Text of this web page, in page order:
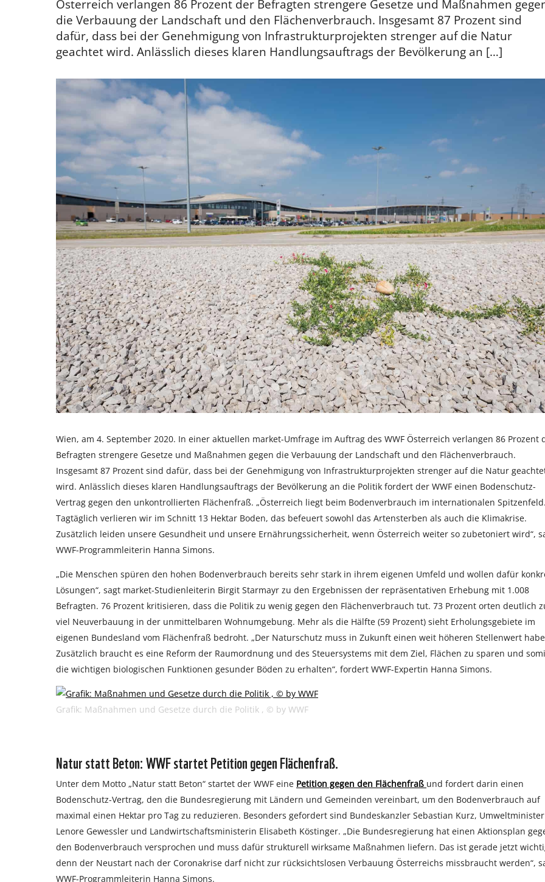
Österreich verlangen 86 Prozent der Befragten strengere Gesetze und Maßnahmen
die Verbauung der Landschaft und den Flächenverbrauch. Insgesamt 87 Prozent sind
dafür, dass bei der Genehmigung von Infrastrukturprojekten strenger auf die Natur
geachtet wird. Anlässlich dieses klaren Handlungsauftrags der Bevölkerung an […]
Wien, am 4. September 2020. In einer aktuellen market-Umfrage im Auftrag des WWF Österreich verlangen 86 Prozent
Befragten strengere Gesetze und Maßnahmen gegen die Verbauung der Landschaft und den Flächenverbrauch.
Insgesamt 87 Prozent sind dafür, dass bei der Genehmigung von Infrastrukturprojekten strenger auf die Natur
wird. Anlässlich dieses klaren Handlungsauftrags der Bevölkerung an die Politik fordert der WWF einen Bodenschutz-
Vertrag gegen den unkontrollierten Flächenfraß. „Österreich liegt beim Bodenverbrauch im internationalen
Tagtäglich verlieren wir im Schnitt 13 Hektar Boden, das befeuert sowohl das Artensterben als auch die Klimakrise.
Zusätzlich leiden unsere Gesundheit und unsere Ernährungssicherheit, wenn Österreich weiter so zubetoniert wird“,
WWF-Programmleiterin Hanna Simons.
„Die Menschen spüren den hohen Bodenverbrauch bereits sehr stark in ihrem eigenen Umfeld und wollen dafür
Lösungen“, sagt market-Studienleiterin Birgit Starmayr zu den Ergebnissen der repräsentativen Erhebung mit 1.008
Befragten. 76 Prozent kritisieren, dass die Politik zu wenig gegen den Flächenverbrauch tut. 73 Prozent orten deutlich
viel Neuverbauung in der unmittelbaren Wohnumgebung. Mehr als die Hälfte (59 Prozent) sieht Erholungsgebiete im
eigenen Bundesland vom Flächenfraß bedroht. „Der Naturschutz muss in Zukunft einen weit höheren Stellenwert
Zusätzlich braucht es eine Reform der Raumordnung und des Steuersystems mit dem Ziel, Flächen zu sparen und
die wichtigen biologischen Funktionen gesunder Böden zu erhalten“, fordert WWF-Expertin Hanna Simons.
Grafik: Maßnahmen und Gesetze durch die Politik , © by WWF
Natur statt Beton: WWF startet Petition gegen Flächenfraß.
Unter dem Motto „Natur statt Beton“ startet der WWF eine Petition gegen den Flächenfraß und fordert darin einen
Bodenschutz-Vertrag, den die Bundesregierung mit Ländern und Gemeinden vereinbart, um den Bodenverbrauch auf
maximal einen Hektar pro Tag zu reduzieren. Besonders gefordert sind Bundeskanzler Sebastian Kurz,
Lenore Gewessler und Landwirtschaftsministerin Elisabeth Köstinger. „Die Bundesregierung hat einen Aktionsplan
den Bodenverbrauch versprochen und muss dafür strukturell wirksame Maßnahmen liefern. Das ist gerade jetzt
denn der Neustart nach der Coronakrise darf nicht zur rücksichtslosen Verbauung Österreichs missbraucht werden“,
WWF-Programmleiterin Hanna Simons.